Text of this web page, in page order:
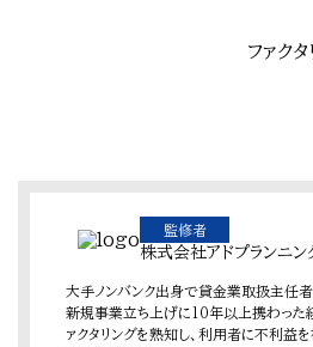
ファク
監修者
株式会社アドプランニ
大手ノンバンク出身で貸金業取扱主任者
新規事業立ち上げに10年以上携わった
ァクタリングを熟知し、利用者に不利益